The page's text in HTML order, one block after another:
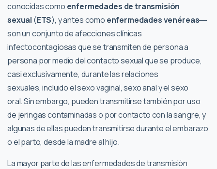
conocidas como enfermedades de transmisión
sexual (ETS), y antes como enfermedades venéreas―
son un conjunto de afecciones clínicas
infectocontagiosas que se transmiten de persona a
persona por medio del contacto sexual que se produce,
casi exclusivamente, durante las relaciones
sexuales, incluido el sexo vaginal, sexo anal y el sexo
oral. Sin embargo, pueden transmitirse también por uso
de jeringas contaminadas o por contacto con la sangre, y
algunas de ellas pueden transmitirse durante el embarazo
o el parto, desde la madre al hijo.
La mayor parte de las enfermedades de transmisión